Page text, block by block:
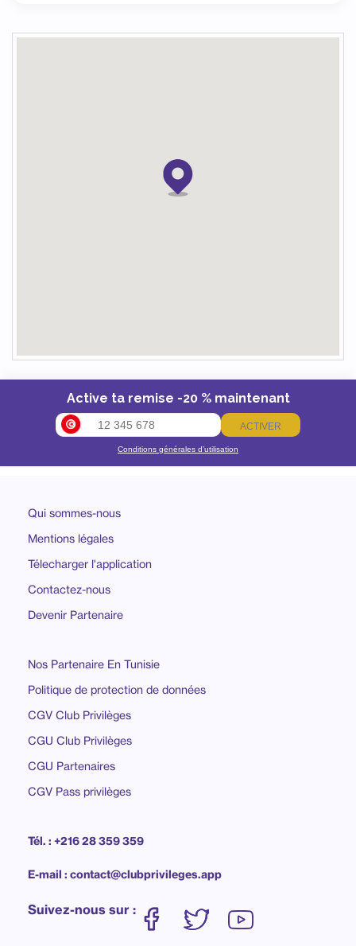
Active ta remise -20 % maintenant
ACTIVER
Conditions générales d’utilisation
Qui sommes-nous
Mentions légales
Télecharger l'application
Contactez-nous
Devenir Partenaire
Nos Partenaire En Tunisie
Politique de protection de données
CGV Club Privilèges
CGU Club Privilèges
CGU Partenaires
CGV Pass privilèges
Tél. : +216 28 359 359
E-mail : contact@clubprivileges.app
Suivez-nous sur :